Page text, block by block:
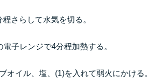
さらして水気を切る。
子レンジで4分程加熱する。
オイル、塩、(1)を入れて弱火にかける。